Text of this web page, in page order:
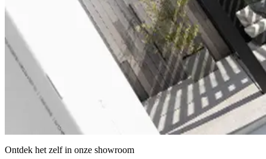
Ontdek het zelf in onze showroom